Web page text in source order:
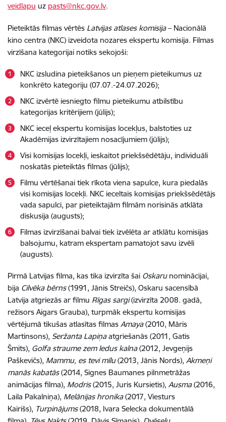
veidlapu uz pasts@nkc.gov.lv.
Pieteiktās filmas vērtēs Latvijas atlases komisija– Nacionālā
kino centra (NKC) izveidota nozares ekspertu komisija. Filmas
virzīšana kategorijai notiks sekojoši:
NKC izsludina pieteikšanos un pieņem pieteikumus uz
konkrēto kategoriju (07.07.-24.07.2026);
NKC izvērtē iesniegto filmu pieteikumu atbilstību
kategorijas kritērijiem (jūlijs);
NKC ieceļ ekspertu komisijas locekļus, balstoties uz
Akadēmijas izvirzītajiem nosacījumiem (jūlijs);
Visi komisijas locekļi, ieskaitot priekšsēdētāju, individuāli
noskatās pieteiktās filmas (jūlijs);
Filmu vērtēšanai tiek rīkota viena sapulce, kura piedalās
visi komisijas locekļi. NKC ieceltais komisijas priekšsēdētājs
vada sapulci, par pieteiktajām filmām norisinās atklāta
diskusija (augusts);
Filmas izvirzīšanai balvai tiek izvēlēta ar atklātu komisijas
balsojumu, katram ekspertam pamatojot savu izvēli
(augusts).
Pirmā Latvijas filma, kas tika izvirzīta šai Oskaru nominācijai,
bija Cilvēka bērns(1991, Jānis Streičs), Oskaru sacensībā
Latvija atgriezās ar filmu Rīgas sargi(izvirzīta 2008. gadā,
režisors Aigars Grauba), turpmāk ekspertu komisijas
vērtējumā tikušas atlasītas filmas Amaya(2010, Māris
Martinsons), Seržanta Lapiņaatgriešanās (2011, Gatis
Šmits), Golfa straume zem ledus kalna(2012, Jevgeņijs
Paškevičs), Mammu, es tevi mīlu(2013, Jānis Nords), Akmeņi
manās kabatās(2014, Signes Baumanes pilnmetrāžas
animācijas filma), Modris(2015, Juris Kursietis), Ausma(2016,
Laila Pakalniņa), Melānijas hronika(2017, Viesturs
Kairišs), Turpinājums(2018, Ivara Selecka dokumentālā